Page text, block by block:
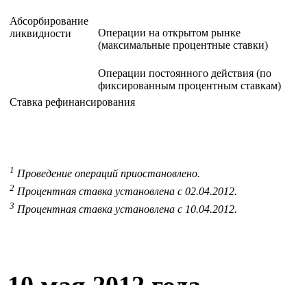
Абсорбирование
ликвидности
Операции на открытом рынке
(максимальные процентные ставки)
Операции постоянного действия (по
фиксированным процентным ставкам)
Ставка рефинансирования
1 Проведение операций приостановлено.
2 Процентная ставка установлена с 02.04.2012.
3 Процентная ставка установлена с 10.04.2012.